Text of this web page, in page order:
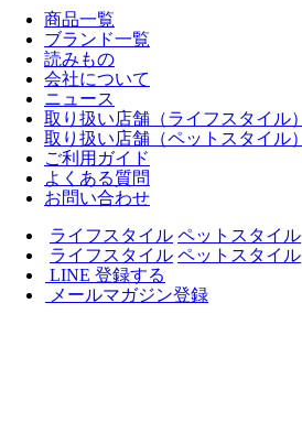
商品一覧
ブランド一覧
読みもの
会社について
ニュース
取り扱い店舗（ライフスタイル）
取り扱い店舗（ペットスタイル）
ご利用ガイド
よくある質問
お問い合わせ
ライフスタイル ペットスタイル
ライフスタイル ペットスタイル
LINE 登録する
メールマガジン登録